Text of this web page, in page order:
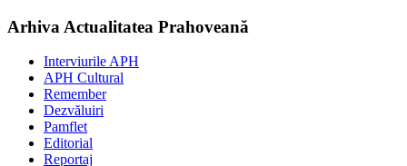
Arhiva Actualitatea Prahoveană
Interviurile APH
APH Cultural
Remember
Dezvăluiri
Pamflet
Editorial
Reportaj